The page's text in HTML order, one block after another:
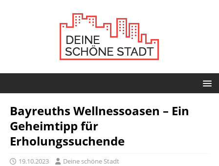
Bayreuths Wellnessoasen – Ein
Geheimtipp für
Erholungssuchende
19.10.2023 Deine schöne Stadt